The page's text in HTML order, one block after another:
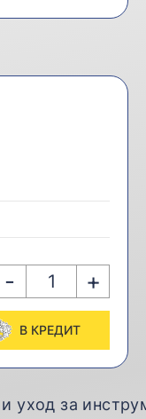
- +
В КРЕДИТ
уход за